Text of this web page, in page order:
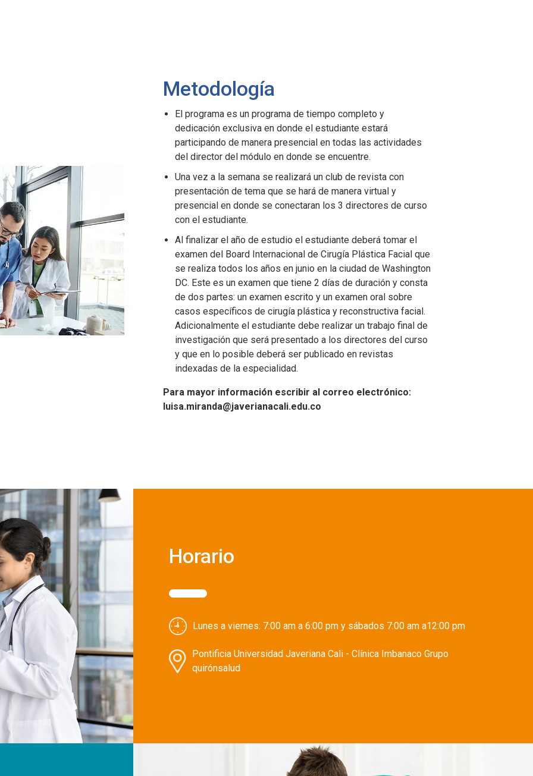
Metodología
El programa es un programa de tiempo completo y
dedicación exclusiva en donde el estudiante estará
participando de manera presencial en todas las actividades
del director del módulo en donde se encuentre.
Una vez a la semana se realizará un club de revista con
presentación de tema que se hará de manera virtual y
presencial en donde se conectaran los 3 directores de curso
con el estudiante.
Al finalizar el año de estudio el estudiante deberá tomar el
examen del Board Internacional de Cirugía Plástica Facial que
se realiza todos los años en junio en la ciudad de Washington
DC. Este es un examen que tiene 2 días de duración y consta
de dos partes: un examen escrito y un examen oral sobre
casos específicos de cirugía plástica y reconstructiva facial.
Adicionalmente el estudiante debe realizar un trabajo final de
investigación que será presentado a los directores del curso
y que en lo posible deberá ser publicado en revistas
indexadas de la especialidad.
Para mayor información escribir al correo electrónico:
luisa.miranda@javerianacali.edu.co
Horario
Lunes a viernes: 7:00 am a 6:00 pm y sábados 7:00 am a12:00 pm
Pontificia Universidad Javeriana Cali - Clínica Imbanaco Grupo
quirónsalud